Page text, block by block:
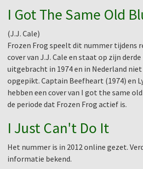
I Got The Same Old
(J.J. Cale)
Frozen Frog speelt dit nummer tijdens
cover van J.J. Cale en staat op zijn derde
uitgebracht in 1974 en in Nederland
opgepikt. Captain Beefheart (1974) en
hebben een cover van I got the same
de periode dat Frozen Frog actief is.
I Just Can't Do It
Het nummer is in 2012 online gezet.
informatie bekend.